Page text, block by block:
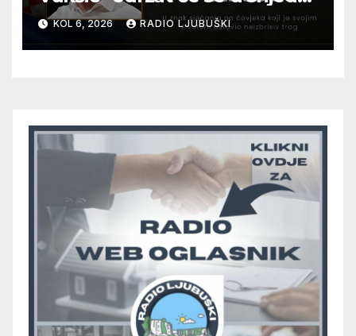
12. kolovoza u Otoku
KOL 6, 2026 RADIO LJUBUŠKI